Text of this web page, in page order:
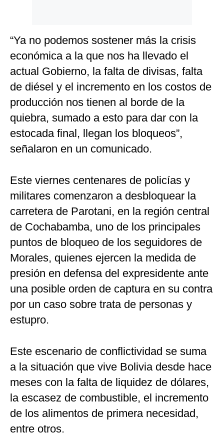
“Ya no podemos sostener más la crisis
económica a la que nos ha llevado el
actual Gobierno, la falta de divisas, falta
de diésel y el incremento en los costos de
producción nos tienen al borde de la
quiebra, sumado a esto para dar con la
estocada final, llegan los bloqueos”,
señalaron en un comunicado.
Este viernes centenares de policías y
militares comenzaron a desbloquear la
carretera de Parotani, en la región central
de Cochabamba, uno de los principales
puntos de bloqueo de los seguidores de
Morales, quienes ejercen la medida de
presión en defensa del expresidente ante
una posible orden de captura en su contra
por un caso sobre trata de personas y
estupro.
Este escenario de conflictividad se suma
a la situación que vive Bolivia desde hace
meses con la falta de liquidez de dólares,
la escasez de combustible, el incremento
de los alimentos de primera necesidad,
entre otros.